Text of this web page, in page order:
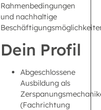
Rahmenbedingungen
und nachhaltige
Dein Profil
Abgeschlossene
Ausbildung als
(Fachrichtung